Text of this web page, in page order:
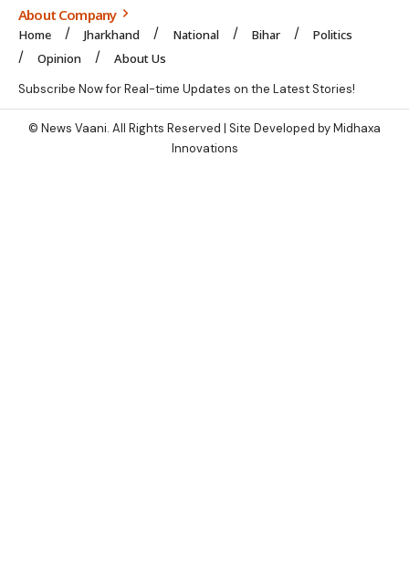
About Company
Home Jharkhand National Bihar
Politics
Opinion
About Us
Subscribe Now for Real-time Updates on the Latest Stories!
© News Vaani. All Rights Reserved | Site Developed by Midhaxa
Innovations